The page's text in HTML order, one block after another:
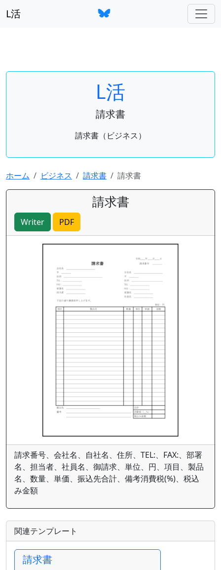
L活
L活
請求書
請求書（ビジネス）
ホーム ビジネス 請求書 請求書
請求書
Writer PDF
請求番号、会社名、自社名、住所、TEL:、FAX:、部署
名、担当者、社員名、御請求、単位、円、項目、製品
名、数量、単価、振込先合計、備考消費税(%)、税込
み金額
関連テンプレート
請求書